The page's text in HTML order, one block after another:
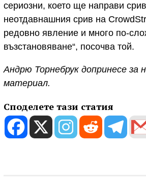
сериозни, което ще направи
неотдавнашния срив на
редовно явление и много по-
възстановяване“, посочва той.
Андрю Торнебрук допринесе за
материал.
Споделете тази статия